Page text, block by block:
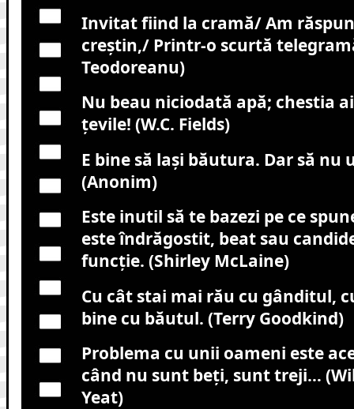
Invitat fiind la cramă/ Am
creştin,/ Printr-o scurtă
Teodoreanu)
Nu beau niciodată apă; chestia
ţevile! (W.C. Fields)
E bine să laşi băutura. Dar să nu
(Anonim)
Este inutil să te bazezi pe ce
este îndrăgostit, beat sau
funcţie. (Shirley McLaine)
Cu cât stai mai rău cu gânditul,
bine cu băutul. (Terry Goodkind)
Problema cu unii oameni este
când nu sunt beţi, sunt treji…
Yeat)